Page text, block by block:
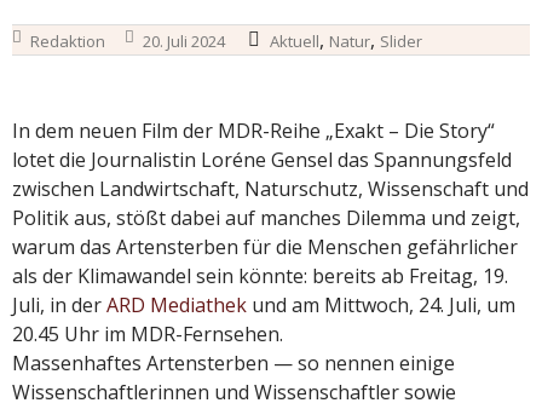
Redaktion 20. Juli 2024 Aktuell, Natur, Slider
In dem neuen Film der MDR-Reihe „Exakt – Die Story“
lotet die Journalistin Loréne Gensel das Spannungsfeld
zwischen Landwirtschaft, Naturschutz, Wissenschaft und
Politik aus, stößt dabei auf manches Dilemma und zeigt,
warum das Artensterben für die Menschen gefährlicher
als der Klimawandel sein könnte: bereits ab Freitag, 19.
Juli, in derARD Mediathek und am Mittwoch, 24. Juli, um
20.45 Uhr im MDR-Fernsehen.
Massenhaftes Artensterben — so nennen einige
Wissenschaftlerinnen und Wissenschaftler sowie